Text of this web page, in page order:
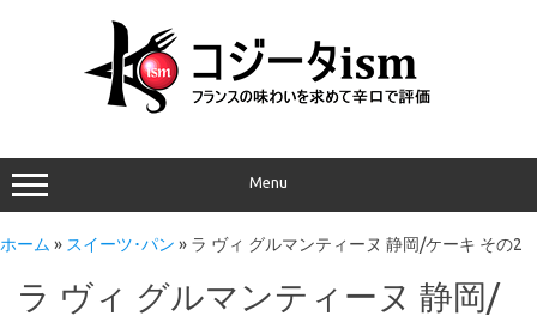
Menu
ホーム » スイーツ･パン » ラ ヴィ グルマンティーヌ 静岡/ケーキ その2
ラ ヴィ グルマンティーヌ 静岡/